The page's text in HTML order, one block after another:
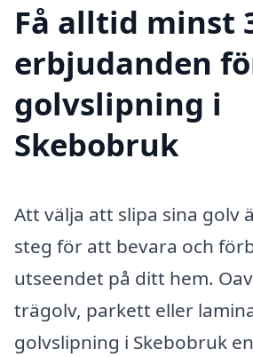
Få alltid minst
erbjudanden
golvslipning i
Skebobruk
Att välja att slipa sina golv
steg för att bevara och
utseendet på ditt hem.
trägolv, parkett eller
golvslipning i Skebobruk